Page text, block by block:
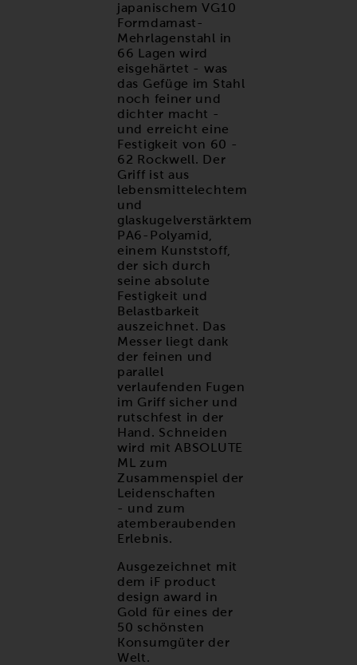
japanischem VG10
Formdamast-
Mehrlagenstahl in
66 Lagen wird
eisgehärtet - was
das Gefüge im Stahl
noch feiner und
dichter macht -
und erreicht eine
Festigkeit von 60 -
62 Rockwell. Der
Griff ist aus
lebensmittelechtem
und
glaskugelverstärktem
PA6-Polyamid,
einem Kunststoff,
der sich durch
seine absolute
Festigkeit und
Belastbarkeit
auszeichnet. Das
Messer liegt dank
der feinen und
parallel
verlaufenden Fugen
im Griff sicher und
rutschfest in der
Hand. Schneiden
wird mit ABSOLUTE
ML zum
Zusammenspiel der
Leidenschaften
- und zum
atemberaubenden
Erlebnis.
Ausgezeichnet mit
dem iF product
design award in
Gold für eines der
50 schönsten
Konsumgüter der
Welt.